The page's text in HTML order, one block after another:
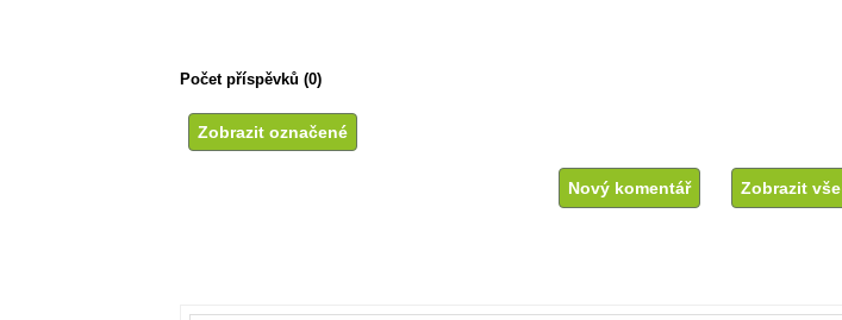
Počet příspěvků (0)
Nový komentář Zobrazit vše